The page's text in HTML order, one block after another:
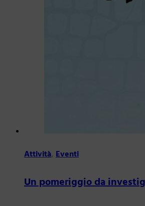
Attività,Eventi
Un pomeriggio da